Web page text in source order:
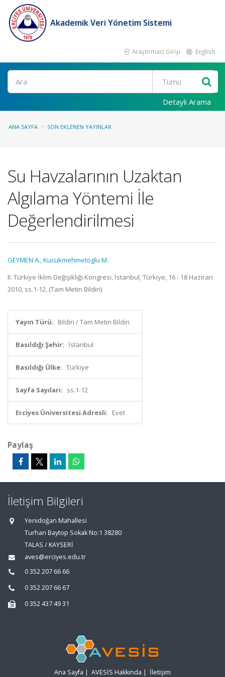
Akademik Veri Yönetim Sistemi
Araştırmacı Girişi English
Ara
Detaylı Arama
ANA SAYFA SON EKLENEN YAYINLAR
Su Havzalarının Uzaktan
Algılama Yöntemi İle
Değerlendirilmesi
GEYMEN A.,Kucukmehmetoglu M.
II. Türkiye İklim Değişikliği Kongresi, İstanbul, Türkiye, 16 - 18 Haziran
2010, ss.1-12, (Tam Metin Bildiri)
Yayın Türü: Bildiri / Tam Metin Bildiri
Basıldığı Şehir: İstanbul
Basıldığı Ülke: Türkiye
Sayfa Sayıları: ss.1-12
Erciyes Üniversitesi Adresli: Evet
Paylaş
İletişim Bilgileri
Yenidoğan Mahallesi
Turhan Baytop Sokak No:1 38280
TALAS / KAYSERİ
aves@erciyes.edu.tr
0 352 207 66 66
0 352 207 66 67
0 352 437 49 31
Ana Sayfa | AVESİS Hakkında | İletişim